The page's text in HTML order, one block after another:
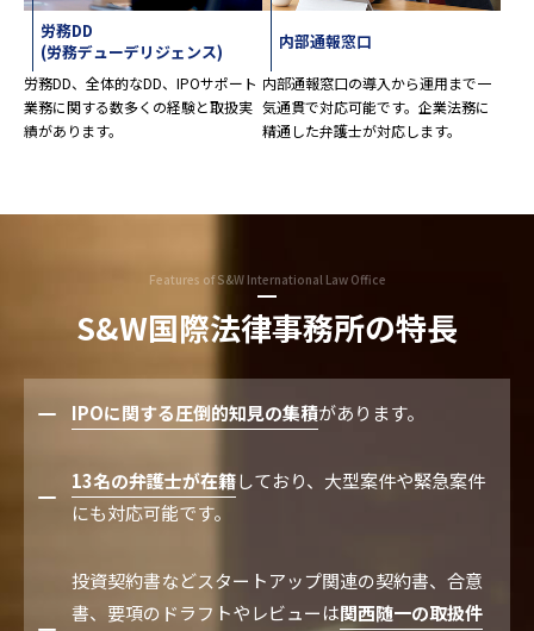
労務DD
(労務デューデリジェンス)
労務DD、全体的なDD、IPOサポート
業務に関する数多くの経験と取扱実
績があります。
内部通報窓口
内部通報窓口の導入から運用まで一
気通貫で対応可能です。企業法務に
精通した弁護士が対応します。
Features of S&W International Law Office
S&W国際法律事務所の特長
IPOに関する圧倒的知見の集積があります。
13名の弁護士が在籍しており、大型案件や緊急案件
にも対応可能です。
投資契約書などスタートアップ関連の契約書、合意
書、要項のドラフトやレビューは関西随一の取扱件